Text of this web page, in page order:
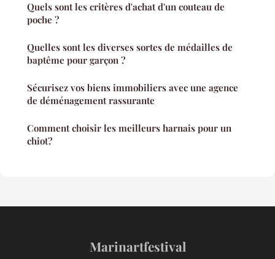
Quels sont les critères d'achat d'un couteau de
poche ?
Quelles sont les diverses sortes de médailles de
baptême pour garçon ?
Sécurisez vos biens immobiliers avec une agence
de déménagement rassurante
Comment choisir les meilleurs harnais pour un
chiot?
Marinartfestival